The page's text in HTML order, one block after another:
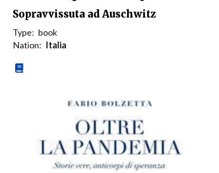
Sopravvissuta ad Auschwitz
Type: book
Nation: Italia